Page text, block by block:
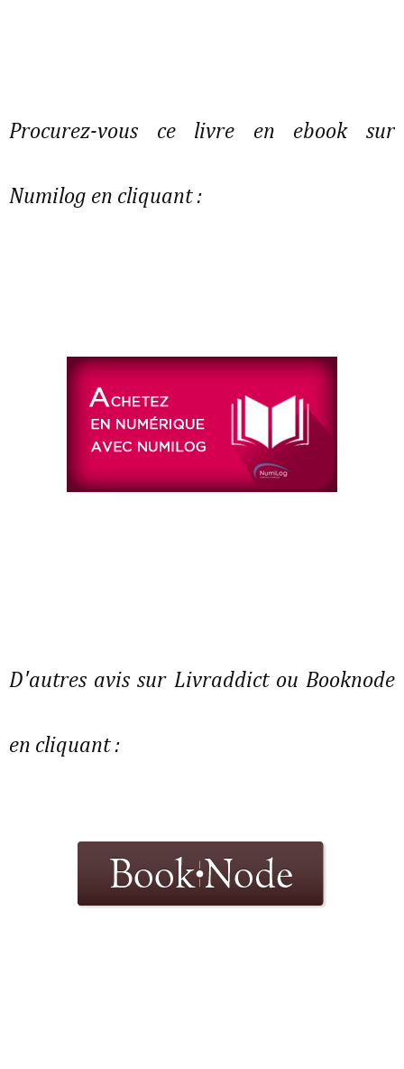
Procurez-vous ce livre en ebook sur
Numilog en cliquant :
D'autres avis sur Livraddict ou Booknode
en cliquant :